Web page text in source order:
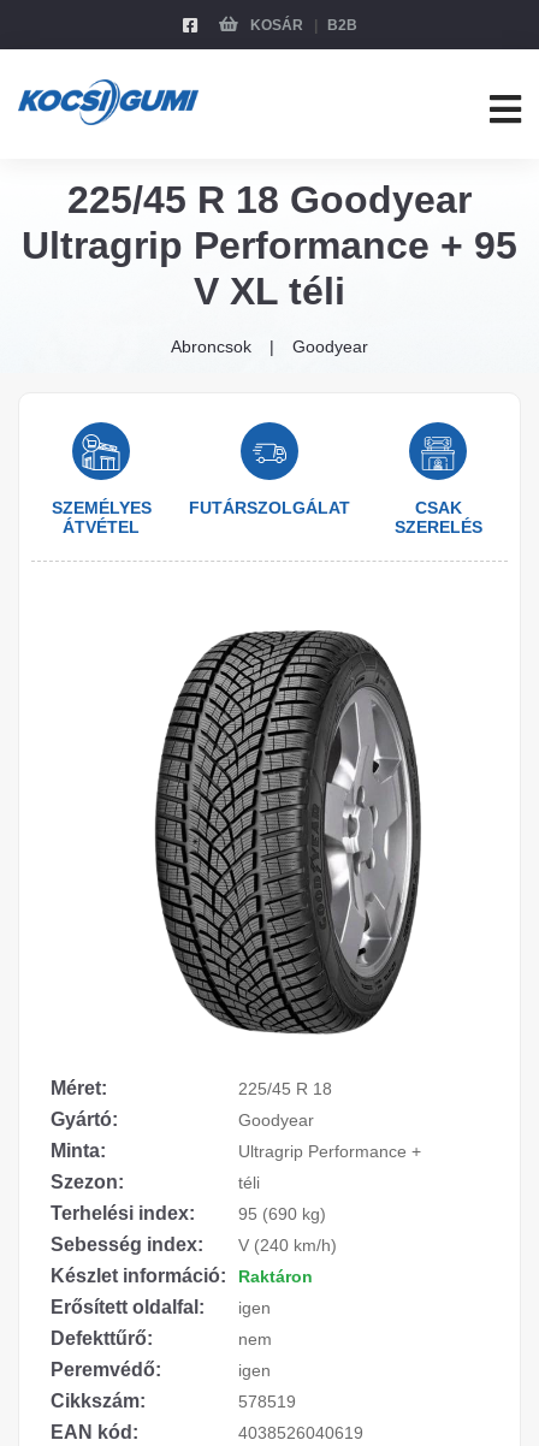
KOSÁR B2B
225/45 R 18 Goodyear
Ultragrip Performance + 95
V XL téli
Abroncsok Goodyear
SZEMÉLYES
ÁTVÉTEL
FUTÁRSZOLGÁLAT
CSAK
SZERELÉS
Méret: 225/45 R 18
Gyártó: Goodyear
Minta: Ultragrip Performance +
Szezon: téli
Terhelési index: 95 (690 kg)
Sebesség index: V (240 km/h)
Készlet információ: Raktáron
Erősített oldalfal: igen
Defekttűrő: nem
Peremvédő: igen
Cikkszám: 578519
EAN kód: 4038526040619